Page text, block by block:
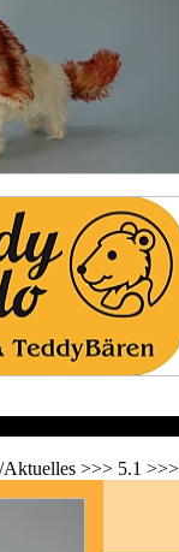
Aktuelles >>> 5.1